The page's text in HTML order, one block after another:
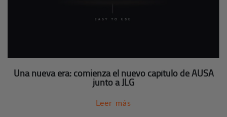
Una nueva era: comienza el nuevo capítulo de AUSA
junto a JLG
Leer más